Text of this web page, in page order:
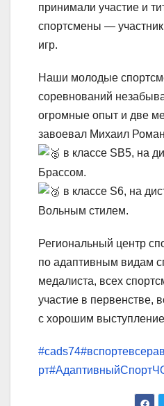
принимали участие и
спортсмены —
игр.
Наши молодые
соревнований
огромные опыт и две
завоевал Михаил
в классе SВ5, на
Брассом.
в классе S6, на
Вольным стилем.
Региональный центр
по адаптивным видам
медалиста, всех
участие в первенстве,
с хорошим
#cads74
рт